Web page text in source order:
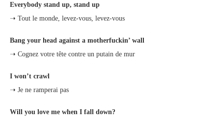
Everybody stand up, stand up
➝ Tout le monde, levez-vous, levez-vous
Bang your head against a motherfuckin’ wall
➝ Cognez votre tête contre un putain de mur
I won’t crawl
➝ Je ne ramperai pas
Will you love me when I fall down?